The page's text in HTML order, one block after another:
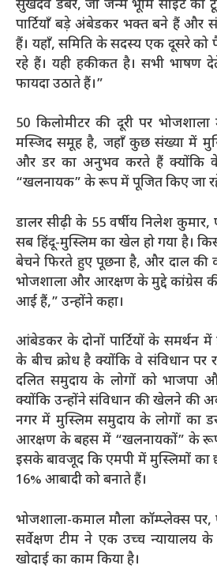
सुखदेव डबर, जो जन्म भूमि साइट का
पार्टियाँ बड़े अंबेडकर भक्त बने हैं और
हैं। यहाँ, समिति के सदस्य एक दूसरे को
रहे हैं। यही हकीकत है। सभी भाषण
फायदा उठाते हैं।”
50 किलोमीटर की दूरी पर
मस्जिद समूह है, जहाँ कुछ संख्या में
और डर का अनुभव करते हैं क्योंकि वे
“खलनायक” के रूप में पूजित किए जा
डालर सीढ़ी के 55 वर्षीय निलेश
सब हिंदू-मुस्लिम का खेल हो गया है।
बेचने फिरते हुए पूछना है, और दाल की
भोजशाला और आरक्षण के मुद्दे कांग्रेस
आई हैं,” उन्होंने कहा।
आंबेडकर के दोनों पार्टियों के समर्थन में
के बीच क्रोध है क्योंकि वे संविधान पर
दलित समुदाय के लोगों को भाजपा
क्योंकि उन्होंने संविधान की खेलने की
नगर में मुस्लिम समुदाय के लोगों का
आरक्षण के बहस में “खलनायकों” के रूप
इसके बावजूद कि एमपी में मुस्लिमों का
16% आबादी को बनाते हैं।
भोजशाला-कमाल मौला कॉम्प्लेक्स पर,
सर्वेक्षण टीम ने एक उच्च
खोदाई का काम किया है।